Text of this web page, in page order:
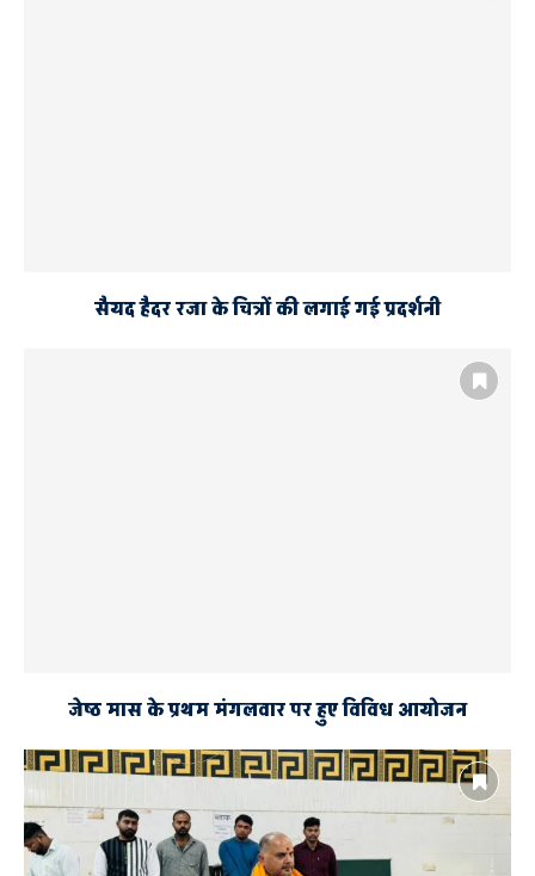
सैयद हैदर रजा के चित्रों की लगाई गई प्रदर्शनी
जेष्ठ मास के प्रथम मंगलवार पर हुए विविध आयोजन